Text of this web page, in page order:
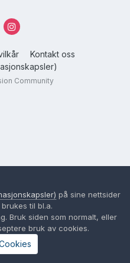
Kontakt oss
Community
på sine nettsider
til bl.a.
Bruk siden som normalt, eller
bruk av cookies.